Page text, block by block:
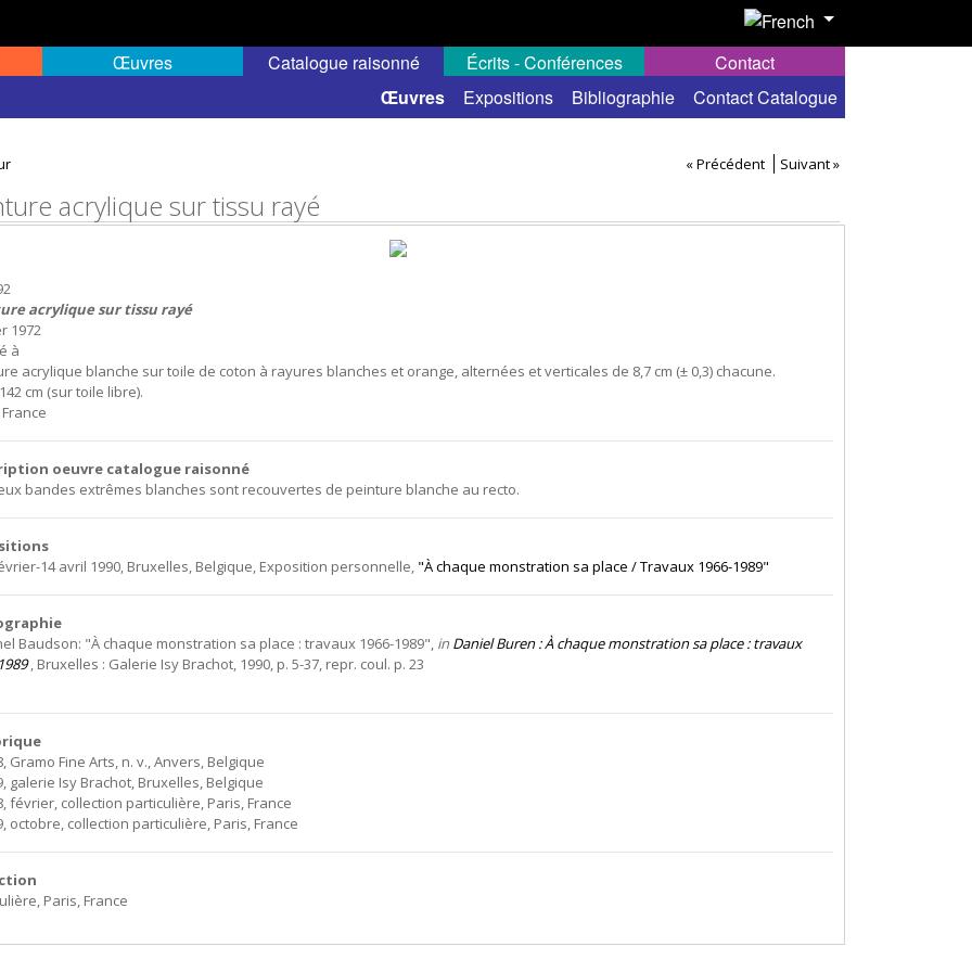
Œuvres
public
Catalogue raisonné
Œuvres Expositions Bibliographie Contact Catalogue
Écrits - Conférences Contact
« Précédent Suivant »
acrylique sur tissu rayé
acrylique sur tissu rayé
1972
à
acrylique blanche sur toile de coton à rayures blanches et orange, alternées et verticales de 8,7 cm (± 0,3) chacune.
cm (sur toile libre).
oeuvre catalogue raisonné
bandes extrêmes blanches sont recouvertes de peinture blanche au recto.
14 avril 1990, Bruxelles, Belgique, Exposition personnelle, "À chaque monstration sa place / Travaux 1966-1989"
Baudson: "À chaque monstration sa place : travaux 1966-1989", in Daniel Buren : À chaque monstration sa place : travaux
, Bruxelles : Galerie Isy Brachot, 1990, p. 5-37, repr. coul. p. 23
Gramo Fine Arts, n. v., Anvers, Belgique
galerie Isy Brachot, Bruxelles, Belgique
février, collection particulière, Paris, France
octobre, collection particulière, Paris, France
Paris, France